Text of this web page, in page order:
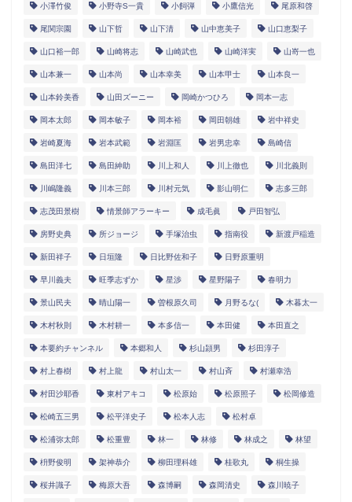
小澤竹俊 小野寺S一貴 小飼弾 小鷹信光 尾原和啓
尾関宗園 山下哲 山下清 山中恵美子 山口恵梨子
山口裕一郎 山崎将志 山崎武也 山崎洋実 山嵜一也
山本兼一 山本尚 山本幸美 山本甲士 山本良一
山本鈴美香 山田ズーニー 岡崎かつひろ 岡本一志
岡本太郎 岡本敏子 岡本裕 岡田朝雄 岩中祥史
岩崎夏海 岩本武範 岩淵匡 岩男忠幸 島崎信
島田洋七 島田紳助 川上和人 川上徹也 川北義則
川嶋隆義 川本三郎 川村元気 影山明仁 志多三郎
志茂田景樹 情景師アラーキー 成毛眞 戸田智弘
房野史典 所ジョージ 手塚治虫 指南役 新渡戸稲造
新田祥子 日垣隆 日比野佐和子 日野原重明
早川義夫 旺季志ずか 星渉 星野陽子 春明力
景山民夫 晴山陽一 曽根原久司 月野るな( 木暮太一
木村秋則 木村耕一 本多信一 本田健 本田直之
本要約チャンネル 本郷和人 杉山頴男 杉田淳子
村上春樹 村上龍 村山太一 村山斉 村瀬幸浩
村田沙耶香 東村アキコ 松原始 松原照子 松岡修造
松崎五三男 松平洋史子 松本人志 松村卓
松浦弥太郎 松重豊 林一 林修 林成之 林望
枡野俊明 架神恭介 柳田理科雄 桂歌丸 桐生操
桜井識子 梅原大吾 森博嗣 森岡清史 森川暁子